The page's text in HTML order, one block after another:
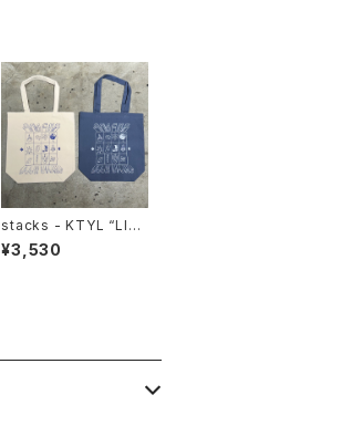
stacks - KTYL “LIG
HT IN THE DARK” T
otebag
¥3,530